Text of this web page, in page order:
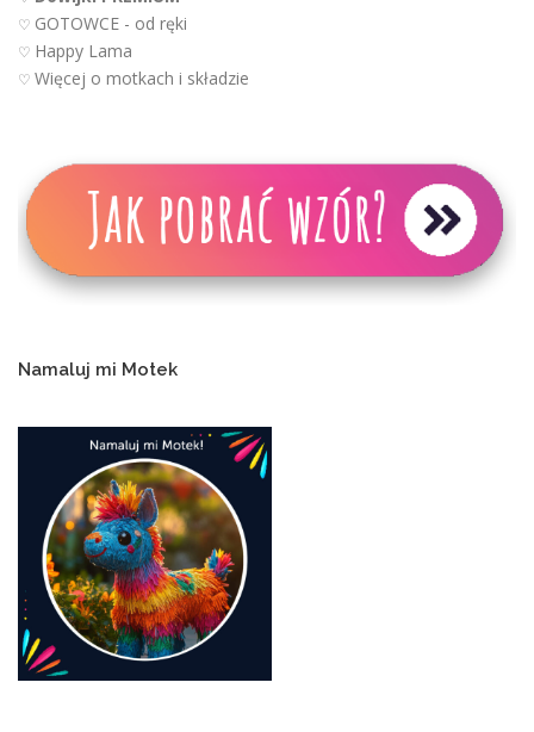
♡ GOTOWCE - od ręki
♡ Happy Lama
♡ Więcej o motkach i składzie
Namaluj mi Motek